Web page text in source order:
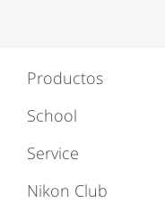
Productos
School
Service
Nikon Club